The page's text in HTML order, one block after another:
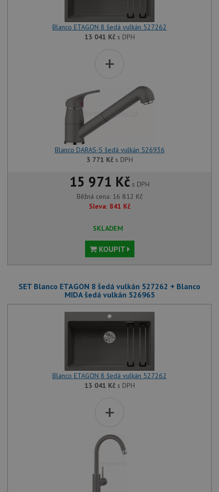
Blanco ETAGON 8 šedá vulkán 527262
13 041 Kčs DPH
+
Blanco DARAS-S šedá vulkán 526936
3 771 Kčs DPH
15 971 Kč s DPH
Běžná cena: 16 812 Kč
Sleva: 841 Kč
SKLADEM
KOUPIT
SET Blanco ETAGON 8 šedá vulkán 527262 + Blanco
MIDA šedá vulkán 526965
Blanco ETAGON 8 šedá vulkán 527262
13 041 Kčs DPH
+